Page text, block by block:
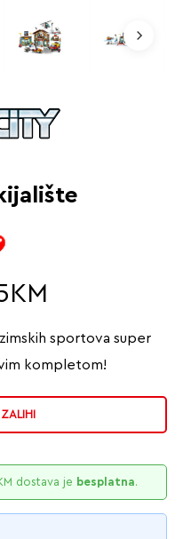
KM
sportova super
kompletom!
dostava je besplatna.